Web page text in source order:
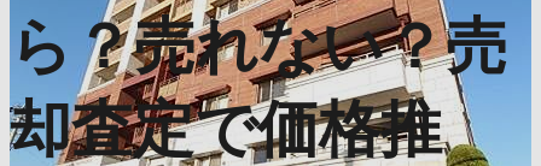
ら？売れない？売
却査定で価格推